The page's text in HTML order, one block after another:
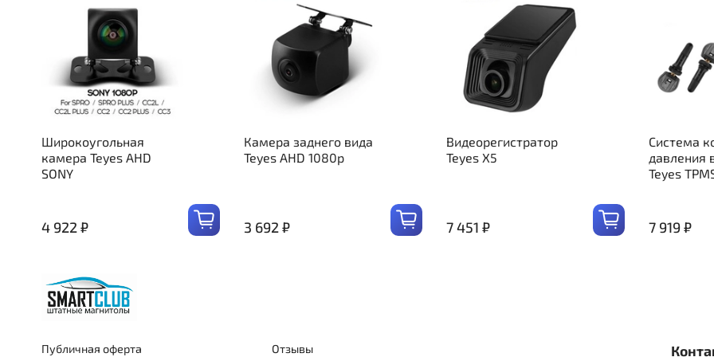
Широкоугольная
камера Teyes AHD
SONY
4 922 ₽
Камера заднего вида
Teyes AHD 1080p
3 692 ₽
Видеорегистратор
Teyes X5
7 451 ₽
Система
давления
Teyes
7 919 ₽
Публичная оферта Отзывы